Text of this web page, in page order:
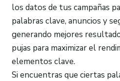
los datos de tus campañas
palabras clave, anuncios y
generando mejores
pujas para maximizar el
elementos clave.
Si encuentras que ciertas